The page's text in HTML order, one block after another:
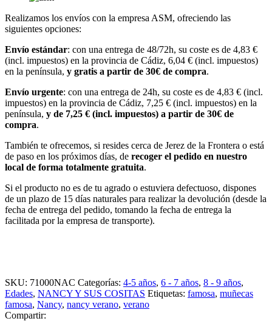
Realizamos los envíos con la empresa ASM, ofreciendo las
siguientes opciones:
Envío estándar: con una entrega de 48/72h, su coste es de 4,83 €
(incl. impuestos) en la provincia de Cádiz, 6,04 € (incl. impuestos)
en la península, y gratis a partir de 30€ de compra.
Envío urgente: con una entrega de 24h, su coste es de 4,83 € (incl.
impuestos) en la provincia de Cádiz, 7,25 € (incl. impuestos) en la
península, y de 7,25 € (incl. impuestos) a partir de 30€ de
compra.
También te ofrecemos, si resides cerca de Jerez de la Frontera o está
de paso en los próximos días, de recoger el pedido en nuestro
local de forma totalmente gratuita.
Si el producto no es de tu agrado o estuviera defectuoso, dispones
de un plazo de 15 días naturales para realizar la devolución (desde la
fecha de entrega del pedido, tomando la fecha de entrega la
facilitada por la empresa de transporte).
SKU: 71000NAC Categorías: 4-5 años, 6 - 7 años, 8 - 9 años,
Edades, NANCY Y SUS COSITAS Etiquetas: famosa, muñecas
famosa, Nancy, nancy verano, verano
Compartir: